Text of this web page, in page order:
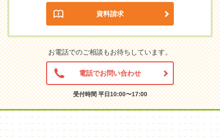
資料請求
お電話でのご相談もお待ちしています。
電話でお問い合わせ
受付時間 平日10:00〜17:00